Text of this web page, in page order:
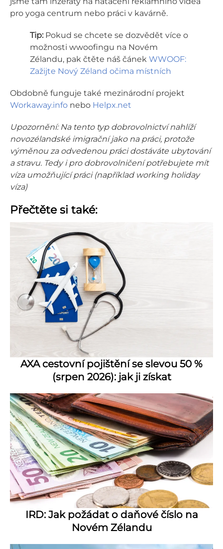
pro yoga centrum nebo práci v kavárně.
Tip: Pokud se chcete se dozvědět více o
možnosti wwoofingu na Novém
Zélandu, pak čtěte náš čánek WWOOF:
Zažijte Nový Zéland očima místních
Obdobně funguje také mezinárodní projekt
Workaway.info nebo Helpx.net
Upozornění: Na tento typ dobrovolnictví nahlíží
novozélandské imigrační jako na práci, protože
výměnou za odvedenou práci dostáváte ubytování
a stravu. Tedy i pro dobrovolničení potřebujete mít
víza umožňující práci (například working holiday
víza)
Přečtěte si také:
AXA cestovní pojištění se slevou 50 %
(srpen 2026): jak ji získat
IRD: Jak požádat o daňové číslo na
Novém Zélandu